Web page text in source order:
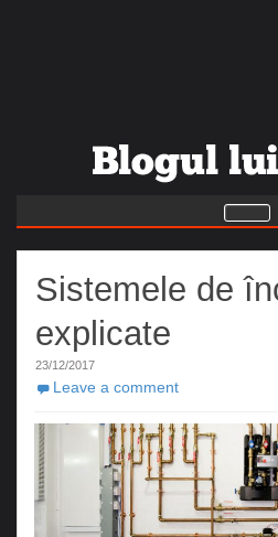
Sistemele de
explicate
23/12/2017
Leave a comment